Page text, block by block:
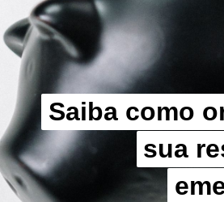
Saiba como
sua
Saiba como
sua